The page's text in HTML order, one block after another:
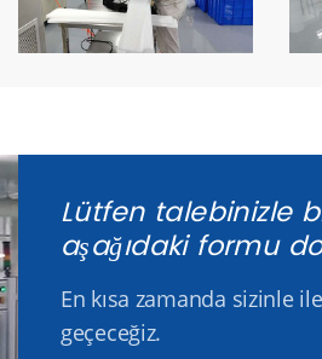
Lütfen talebinizle
aşağıdaki formu
En kısa zamanda sizinle
geçeceğiz.